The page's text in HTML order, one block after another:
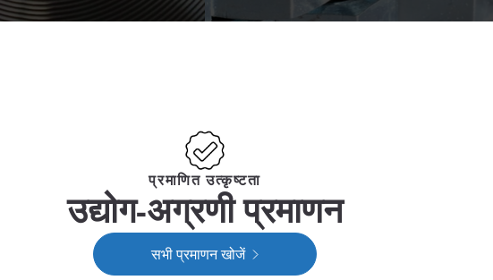
प्रमाणित उत्कृष्टता
उद्योग-अग्रणी प्रमाणन
सभी प्रमाणन खोजें